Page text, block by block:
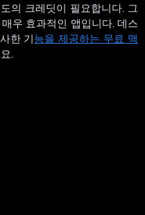
의 크레딧이 필요합니다. 그
우 효과적인 앱입니다. 데스
한 기능을 제공하는 무료 맥
.